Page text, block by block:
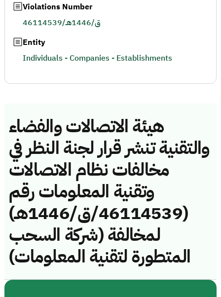
هيئة الاتصالات والفضاء
والتقنية تنشر قرار لجنة النظر في
مخالفات نظام الاتصالات
وتقنية المعلومات رقم
(46114539/ق/1446هـ)
لمخالفة (شركة السحب
المتطورة لتقنية المعلومات)
Violations Number
46114539/ق/1446هـ
Entity
Individuals - Companies - Establishments